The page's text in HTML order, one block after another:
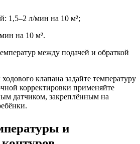
1,5–2 л/мин на 10 м²;
на 10 м².
между подачей и обраткой
клапана задайте температуру
корректировки применяйте
датчиком, закреплённым на
и